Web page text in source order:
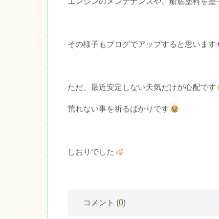
その様子もブログでアップすると思います
ただ、最近安定しない天気だけが心配です
荒れない事を祈るばかりです
しおりでした
コメント (0)